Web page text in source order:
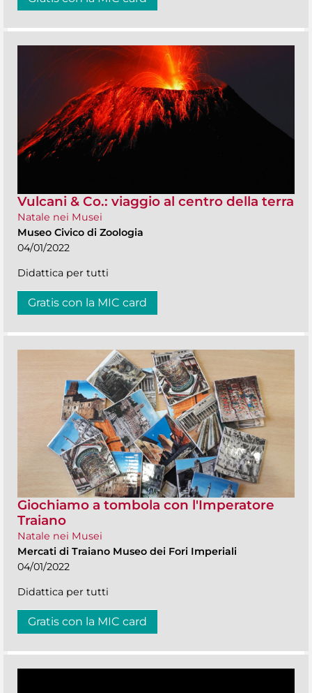
Vulcani & Co.: viaggio al centro della terra
Natale nei Musei
Museo Civico di Zoologia
04/01/2022
Didattica per tutti
Gratis con la MIC card
Giochiamo a tombola con l'Imperatore
Traiano
Natale nei Musei
Mercati di Traiano Museo dei Fori Imperiali
04/01/2022
Didattica per tutti
Gratis con la MIC card